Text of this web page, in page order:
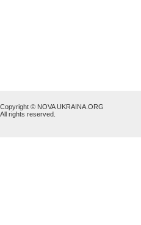
Copyright © NOVA UKRAINA.ORG
All rights reserved.